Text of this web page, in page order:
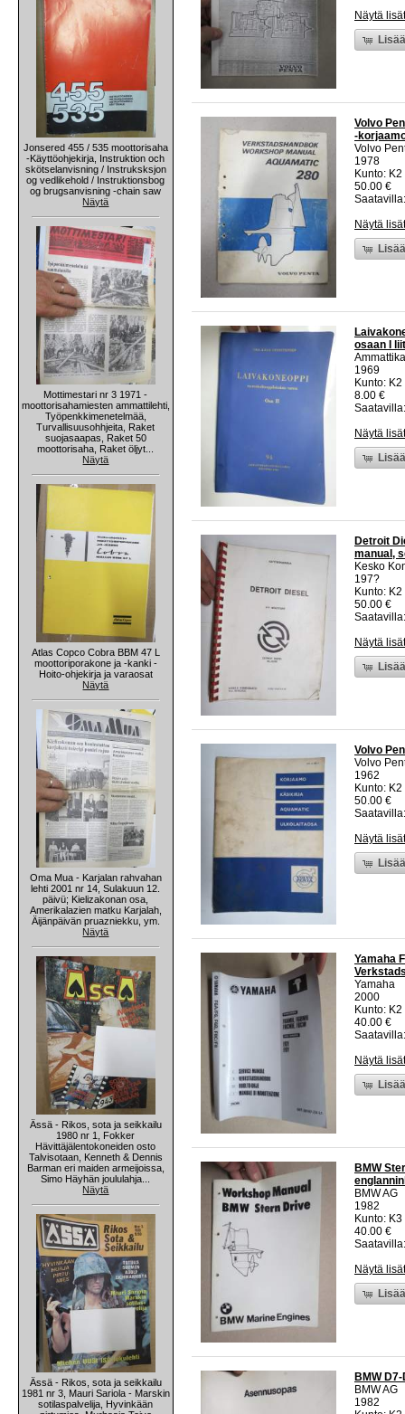
Jonsered 455 / 535 moottorisaha
-Käyttöohjekirja, Instruktion och
skötselanvisning / Instruksksjon
og vedlikehold / Instruktionsbog
og brugsanvisning -chain saw
Näytä
Mottimestari nr 3 1971 -
moottorisahamiesten ammattilehti,
Työpenkkimenetelmää,
Turvallisuusohhjeita, Raket
suojasaapas, Raket 50
moottorisaha, Raket öljyt...
Näytä
Atlas Copco Cobra BBM 47 L
moottoriporakone ja -kanki -
Hoito-ohjekirja ja varaosat
Näytä
Oma Mua - Karjalan rahvahan
lehti 2001 nr 14, Sulakuun 12.
päivü; Kielizakonan osa,
Amerikalazien matku Karjalah,
Äijänpäivän pruazniekku, ym.
Näytä
Ässä - Rikos, sota ja seikkailu
1980 nr 1, Fokker
Hävittäjälentokoneiden osto
Talvisotaan, Kenneth & Dennis
Barman eri maiden armeijoissa,
Simo Häyhän joululahja...
Näytä
Ässä - Rikos, sota ja seikkailu
1981 nr 3, Mauri Sariola - Marskin
sotilaspalvelija, Hyvinkään
Näytä
Volvo
-
Volvo
1978
Kunto:
50.00 €
Näytä
osaan I
1969
Kunto:
8.00 €
Näytä
Detroit
manual,
Kesko
197?
Kunto:
50.00 €
Näytä
Volvo
Volvo
1962
Kunto:
50.00 €
Näytä
Yamaha
Yamaha
2000
Kunto:
40.00 €
Näytä
BMW
BMW AG
1982
Kunto:
40.00 €
Näytä
BMW
BMW AG
1982